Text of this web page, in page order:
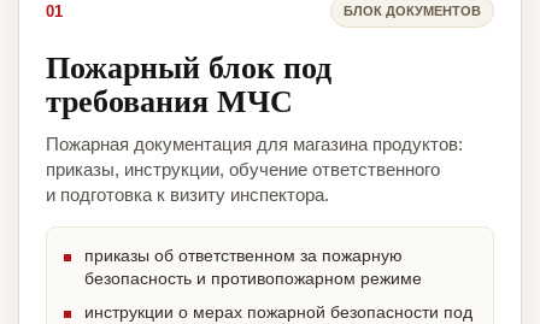
01 БЛОК ДОКУМЕНТОВ
Пожарный блок под
требования МЧС
Пожарная документация для магазина продуктов:
приказы, инструкции, обучение ответственного
и подготовка к визиту инспектора.
приказы об ответственном за пожарную
безопасность и противопожарном режиме
инструкции о мерах пожарной безопасности под